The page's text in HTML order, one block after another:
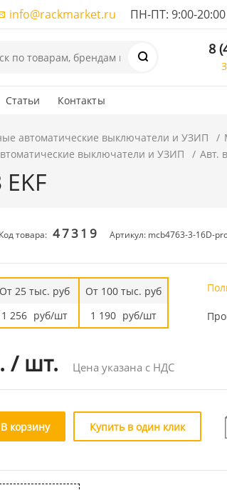
info@rackmarket.ru ПН-ПТ: 9:00-20:00
8
Статьи Контакты
автоматические выключатели и УЗИП
выключатели и УЗИП Авт.
Код товара: 47319 Артикул: mcb4763-3-16D-
От 25 тыс. руб
1 256 руб/шт
От 100 тыс. руб
1 190 руб/шт
/ шт. Цена указана с НДС
В корзину Купить в один клик